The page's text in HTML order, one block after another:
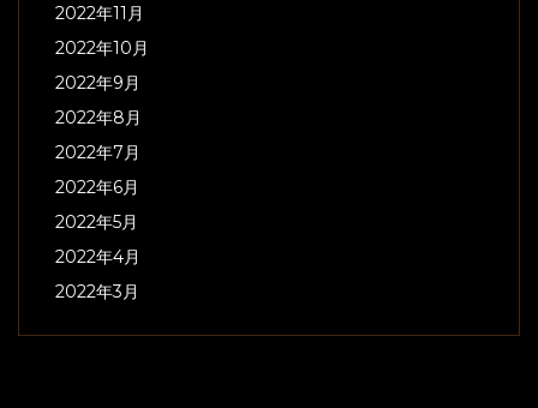
2022年11月
2022年10月
2022年9月
2022年8月
2022年7月
2022年6月
2022年5月
2022年4月
2022年3月